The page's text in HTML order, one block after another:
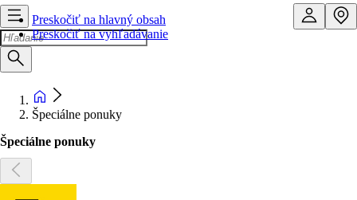
Preskočiť na hlavný obsah
Preskočiť na vyhľadávanie
Špeciálne ponuky
Špeciálne ponuky